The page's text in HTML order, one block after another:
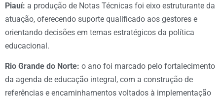
Piauí: a produção de Notas Técnicas foi eixo estruturante da
atuação, oferecendo suporte qualificado aos gestores e
orientando decisões em temas estratégicos da política
educacional.
Rio Grande do Norte: o ano foi marcado pelo fortalecimento
da agenda de educação integral, com a construção de
referências e encaminhamentos voltados à implementação